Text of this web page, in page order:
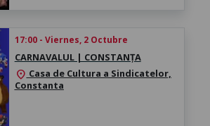
17:00 - Viernes, 2 Octubre
CARNAVALUL | CONSTANȚA
location_on Casa de Cultura a Sindicatelor,
Constanta